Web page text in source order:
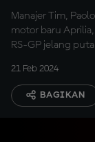
Manajer Tim,
motor baru
RS-GP jelang
21 Feb 2024
BAGIKAN